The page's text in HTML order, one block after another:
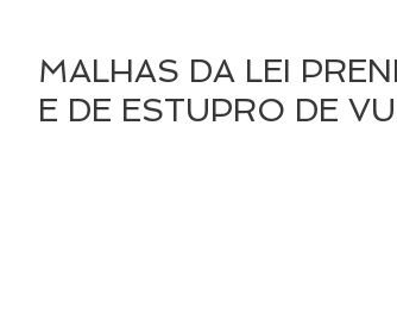
MALHAS DA LEI
E DE ESTUPRO DE